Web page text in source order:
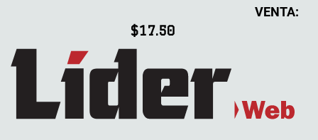
VENTA:
$17.50